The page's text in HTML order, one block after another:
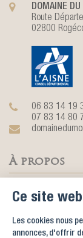
DOMAINE
Route
02800
06 83 14 19
07 83 14 80
À propos
Avec son
hectares, ses
d'événement.
Ce site
Les cookies nous
annonces, d'offrir